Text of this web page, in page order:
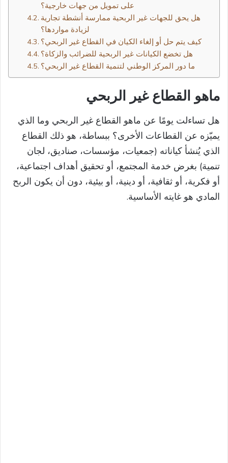
على تمويل من جهات خارجية؟
هل يحق للجهات غير الربحية ممارسة أنشطة تجارية
لزيادة مواردها؟
كيف يتم حل أو إلغاء الكيان في القطاع غير الربحي؟
هل تخضع الكيانات غير الربحية للضرائب والزكاة؟
ما دور المركز الوطني لتنمية القطاع غير الربحي؟
ماهو القطاع غير الربحي
هل تساءلت يومًا عن ماهو القطاع غير الربحي وما الذي
يميّزه عن القطاعات الأخرى؟ ببساطة، هو ذلك القطاع
الذي يُنشأ كياناته (جمعيات، مؤسسات، صناديق، لجان
تنمية) بغرض خدمة المجتمع، أو تحقيق أهداف اجتماعية،
أو فكرية، أو ثقافية، أو دينية، أو بيئية، دون أن يكون الربح
المادي هو غايته الأساسية.